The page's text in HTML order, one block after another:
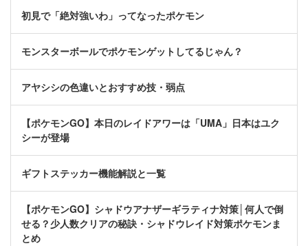
初見で「絶対強いわ」ってなったポケモン
モンスターボールでポケモンゲットしてるじゃん？
アヤシシの色違いとおすすめ技・弱点
【ポケモンGO】本日のレイドアワーは「UMA」日本はユク
シーが登場
ギフトステッカー機能解説と一覧
【ポケモンGO】シャドウアナザーギラティナ対策│何人で倒
せる？少人数クリアの秘訣・シャドウレイド対策ポケモンま
とめ